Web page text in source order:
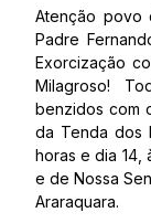
Atenção povo
Padre
Exorcização
Milagroso!
benzidos com
da Tenda dos
horas e dia 14,
e de Nossa
Araraquara.